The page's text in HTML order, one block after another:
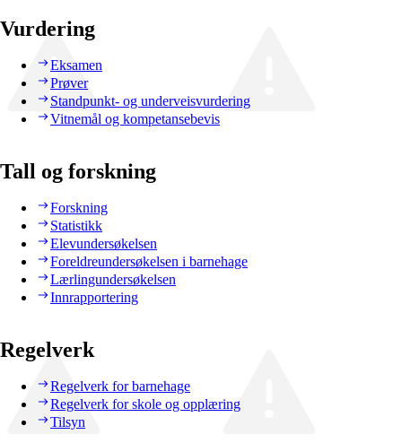
Vurdering
Eksamen
Prøver
Standpunkt- og underveisvurdering
Vitnemål og kompetansebevis
Tall og forskning
Forskning
Statistikk
Elevundersøkelsen
Foreldreundersøkelsen i barnehage
Lærlingundersøkelsen
Innrapportering
Regelverk
Regelverk for barnehage
Regelverk for skole og opplæring
Tilsyn